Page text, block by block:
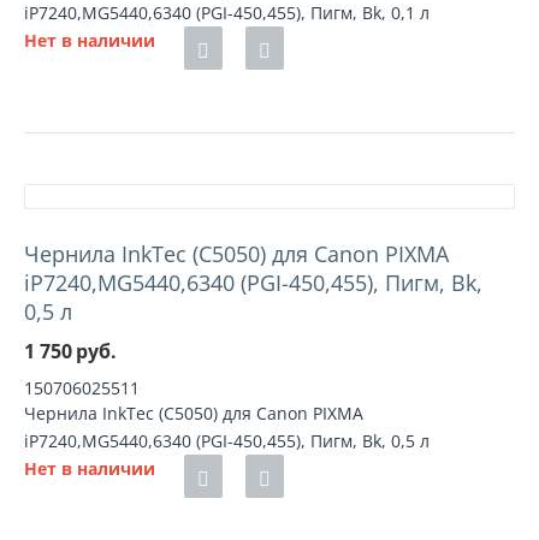
iP7240,MG5440,6340 (PGI-450,455), Пигм, Bk, 0,1 л
Нет в наличии
Чернила InkTec (C5050) для Canon PIXMA
iP7240,MG5440,6340 (PGI-450,455), Пигм, Bk,
0,5 л
1 750руб.
150706025511
Чернила InkTec (C5050) для Canon PIXMA
iP7240,MG5440,6340 (PGI-450,455), Пигм, Bk, 0,5 л
Нет в наличии